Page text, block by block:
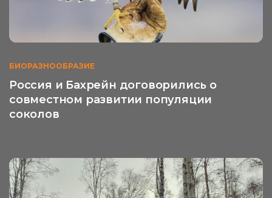
БИОРАЗНООБРАЗИЕ
Россия и Бахрейн договорились о
совместном развитии популяции
соколов